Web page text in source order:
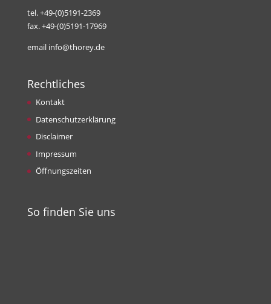
tel. +49-(0)5191-2369
fax. +49-(0)5191-17969
email info@thorey.de
Rechtliches
Kontakt
Datenschutzerklärung
Disclaimer
Impressum
Öffnungszeiten
So finden Sie uns